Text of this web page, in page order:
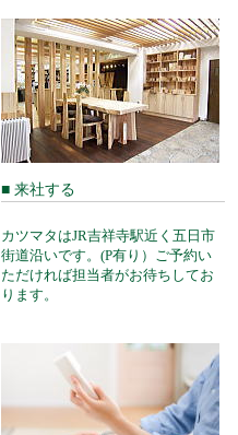
■ 来社する
カツマタはJR吉祥寺駅近く五日市
街道沿いです。(P有り）ご予約い
ただければ担当者がお待ちしてお
ります。